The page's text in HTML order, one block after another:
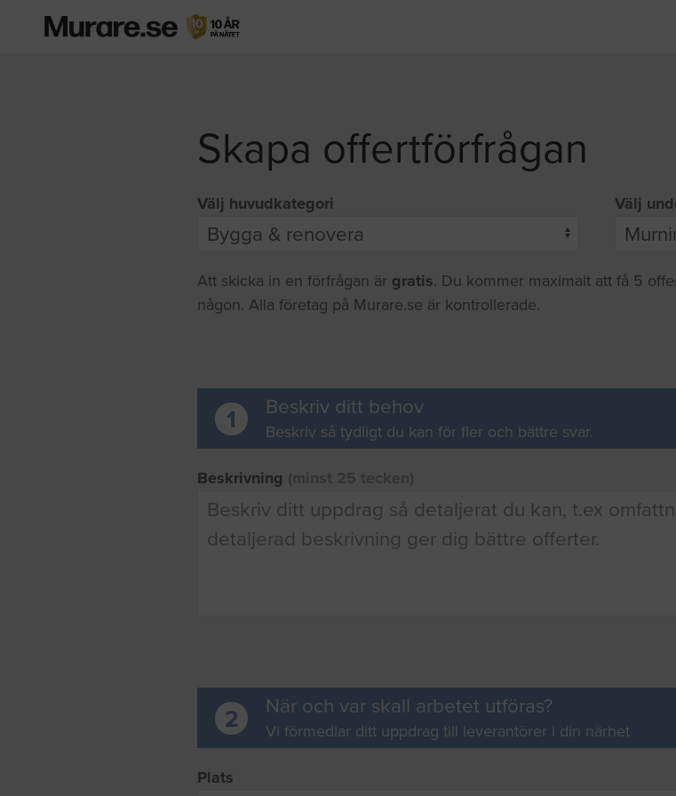
Skapa offertförfrågan
Välj huvudkategori Välj
Att skicka in en förfrågan är gratis. Du kommer maximalt att få 5
någon. Alla företag på Murare.se är kontrollerade.
1 Beskriv ditt behov
Beskriv så tydligt du kan för fler och bättre svar.
Beskrivning
2 När och var skall arbetet utföras?
Vi förmedlar ditt uppdrag till leverantörer i din närhet
Plats